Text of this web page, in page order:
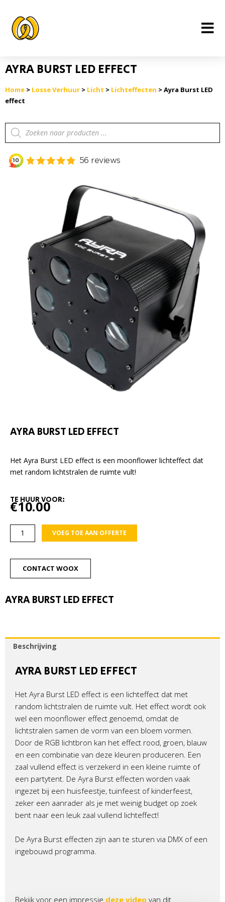
inhoud
AYRA BURST LED EFFECT
Home > Losse Verhuur > Licht > Lichteffecten > Ayra Burst LED
effect
Producten
zoeken
AYRA BURST LED EFFECT
Het Ayra Burst LED effect is een moonflower lichteffect dat
met random lichtstralen de ruimte vult!
TE HUUR VOOR:
€10.00
Ayra
Burst
effect
aantal
VOEG TOE AAN OFFERTE
CONTACT WOOX
AYRA BURST LED EFFECT
Beschrijving
AYRA BURST LED EFFECT
Het Ayra Burst LED effect is een lichteffect dat met
random lichtstralen de ruimte vult. Het effect wordt ook
wel een moonflower effect genoemd, omdat de
lichtstralen samen de vorm van een bloem vormen.
Door de RGB lichtbron kan het effect rood, groen, blauw
en een combinatie van deze kleuren produceren. Een
zaal vullend effect is verzekerd in een kleine ruimte of
een partytent. De Ayra Burst effecten worden vaak
ingezet bij een huisfeestje, tuinfeest of kinderfeest,
zeker een aanrader als je met weinig budget op zoek
bent naar een leuk zaal vullend lichteffect!
De Ayra Burst effecten zijn aan te sturen via DMX of een
ingebouwd programma.
Bekijk voor een impressie deze video van dit